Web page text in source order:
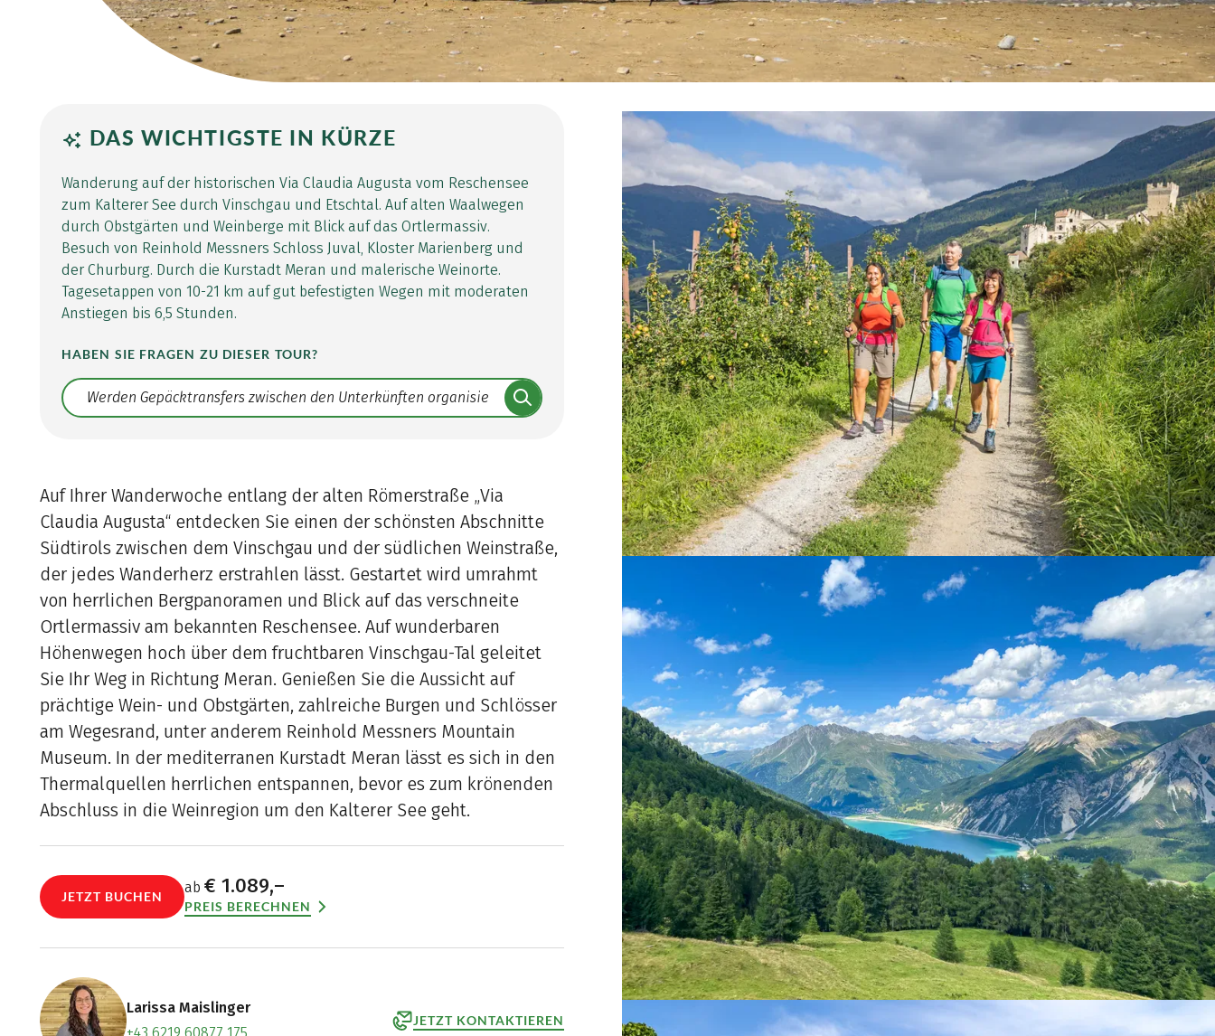
DAS WICHTIGSTE IN KÜRZE
Wanderung auf der historischen Via Claudia Augusta vom Reschensee
zum Kalterer See durch Vinschgau und Etschtal. Auf alten Waalwegen
durch Obstgärten und Weinberge mit Blick auf das Ortlermassiv.
Besuch von Reinhold Messners Schloss Juval, Kloster Marienberg und
der Churburg. Durch die Kurstadt Meran und malerische Weinorte.
Tagesetappen von 10-21 km auf gut befestigten Wegen mit moderaten
Anstiegen bis 6,5 Stunden.
HABEN SIE FRAGEN ZU DIESER TOUR?
Translate: a11y.faq.search
Auf Ihrer Wanderwoche entlang der alten Römerstraße „Via
Claudia Augusta“ entdecken Sie einen der schönsten Abschnitte
Südtirols zwischen dem Vinschgau und der südlichen Weinstraße,
der jedes Wanderherz erstrahlen lässt. Gestartet wird umrahmt
von herrlichen Bergpanoramen und Blick auf das verschneite
Ortlermassiv am bekannten Reschensee. Auf wunderbaren
Höhenwegen hoch über dem fruchtbaren Vinschgau-Tal geleitet
Sie Ihr Weg in Richtung Meran. Genießen Sie die Aussicht auf
prächtige Wein- und Obstgärten, zahlreiche Burgen und Schlösser
am Wegesrand, unter anderem Reinhold Messners Mountain
Museum. In der mediterranen Kurstadt Meran lässt es sich in den
Thermalquellen herrlichen entspannen, bevor es zum krönenden
Abschluss in die Weinregion um den Kalterer See geht.
JETZT BUCHEN
ab € 1.089,–
PREIS BERECHNEN
Larissa Maislinger
JETZT KONTAKTIEREN